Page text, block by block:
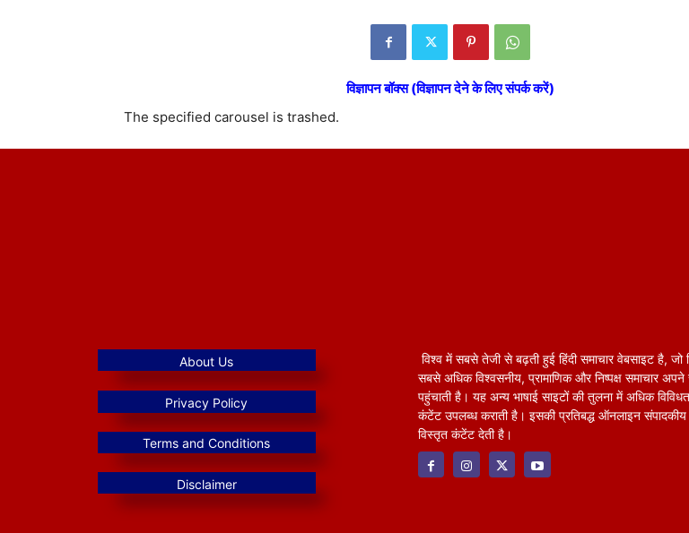
विज्ञापन बॉक्स (विज्ञापन देने के लिए संपर्क करें)
The specified carousel is trashed.
विश्व में सबसे तेजी से बढ़ती हुई हिंदी समाचार वेबसाइट है, जो
सबसे अधिक विश्वसनीय, प्रामाणिक और निष्पक्ष समाचार अपने
पहुंचाती है। यह अन्य भाषाई साइटों की तुलना में अधिक
कंटेंट उपलब्ध कराती है। इसकी प्रतिबद्ध ऑनलाइन
विस्तृत कंटेंट देती है।